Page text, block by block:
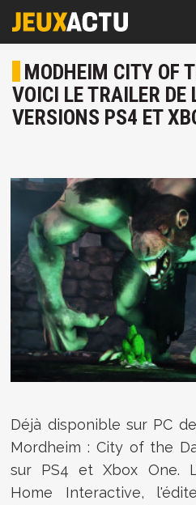
MODHEIM CITY OF
VOICI LE TRAILER DE
VERSIONS PS4 ET
Déjà disponible sur PC
Mordheim : City of the
sur PS4 et Xbox One.
Home Interactive,